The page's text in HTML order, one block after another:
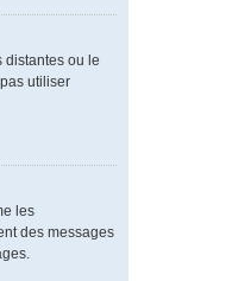
distantes ou le
utiliser
les
des messages